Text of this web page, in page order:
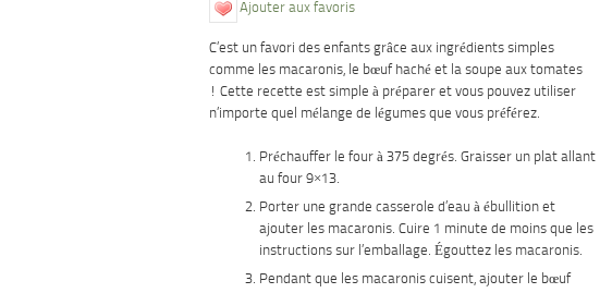
Ajouter aux favoris
C’est un favori des enfants grâce aux ingrédients simples
comme les macaronis, le bœuf haché et la soupe aux tomates
! Cette recette est simple à préparer et vous pouvez utiliser
n’importe quel mélange de légumes que vous préférez.
Préchauffer le four à 375 degrés. Graisser un plat allant
au four 9×13.
Porter une grande casserole d’eau à ébullition et
ajouter les macaronis. Cuire 1 minute de moins que les
instructions sur l’emballage. Égouttez les macaronis.
Pendant que les macaronis cuisent, ajouter le bœuf